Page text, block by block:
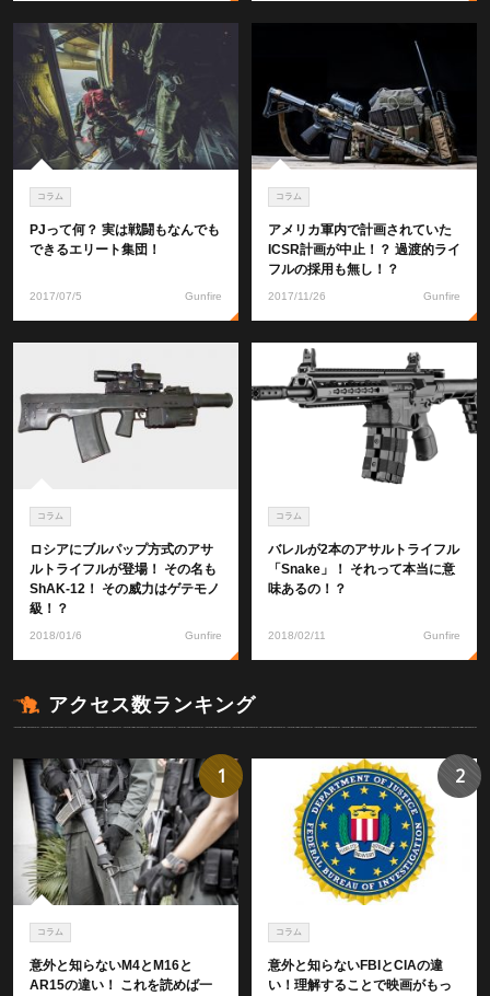
コラム
PJって何？ 実は戦闘もなんでも
できるエリート集団！
2017/07/5 Gunfire
コラム
アメリカ軍内で計画されていた
ICSR計画が中止！？ 過渡的ライ
フルの採用も無し！？
2017/11/26 Gunfire
コラム
ロシアにブルパップ方式のアサ
ルトライフルが登場！ その名も
ShAK-12！ その威力はゲテモノ
級！？
2018/01/6 Gunfire
コラム
バレルが2本のアサルトライフル
「Snake」！ それって本当に意
味あるの！？
2018/02/11 Gunfire
アクセス数ランキング
コラム
意外と知らないM4とM16と
AR15の違い！ これを読めば一
1
コラム
意外と知らないFBIとCIAの違
い！理解することで映画がもっ
2